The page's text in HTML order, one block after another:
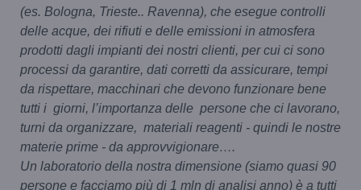
(es. Bologna, Trieste.. Ravenna), che esegue controlli
delle acque, dei rifiuti e delle emissioni in atmosfera
prodotti dagli impianti dei nostri clienti, per cui ci sono
processi da garantire, dati corretti da assicurare, tempi
da rispettare, macchinari che devono funzionare bene
tutti i giorni, l’importanza delle persone che ci lavorano,
turni da organizzare, materiali reagenti - quindi le nostre
materie prime - da approvvigionare….
Un laboratorio della nostra dimensione (siamo quasi 90
persone e facciamo più di 1 mln di analisi anno) è a tutti